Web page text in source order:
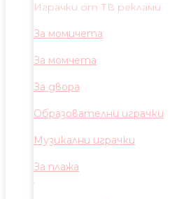
Играчки от ТВ реклами
За момичета
За момчета
За двора
Образователни играчки
Музикални играчки
За плажа